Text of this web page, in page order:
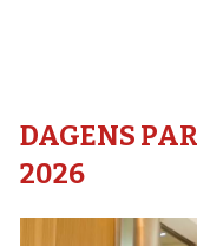
DAGENS
2026